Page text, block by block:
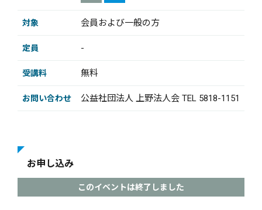
対象 会員および一般の方
定員 -
受講料 無料
お問い合わせ 公益社団法人 上野法人会 TEL 5818-1151
お申し込み
このイベントは終了しました